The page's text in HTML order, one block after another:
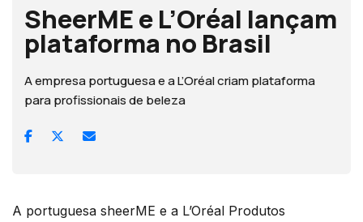
SheerME e L’Oréal lançam
plataforma no Brasil
A empresa portuguesa e a L’Oréal criam plataforma
para profissionais de beleza
A portuguesa sheerME e a L’Oréal Produtos